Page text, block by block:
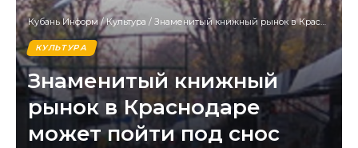
Кубань Информ/Культура / Знаменитый книжный рынок в Краснодаре может пойти под снос
КУЛЬТУРА
Знаменитый книжный
рынок в Краснодаре
может пойти под снос